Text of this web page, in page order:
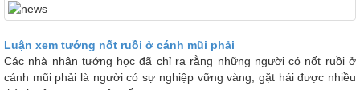
Luận xem tướng nốt ruồi ở cánh mũi phải
Các nhà nhân tướng học đã chỉ ra rằng những người có nốt ruồi ở
cánh mũi phải là người có sự nghiệp vững vàng, gặt hái được nhiều